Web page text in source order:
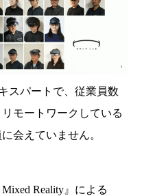
スパートで、従業員数
モートワークしている
会えていません。
Reality』による